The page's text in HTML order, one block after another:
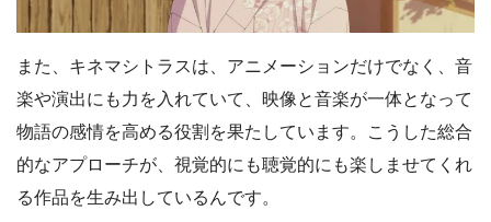
また、キネマシトラスは、アニメーションだけでなく、音
楽や演出にも力を入れていて、映像と音楽が一体となって
物語の感情を高める役割を果たしています。こうした総合
的なアプローチが、視覚的にも聴覚的にも楽しませてくれ
る作品を生み出しているんです。